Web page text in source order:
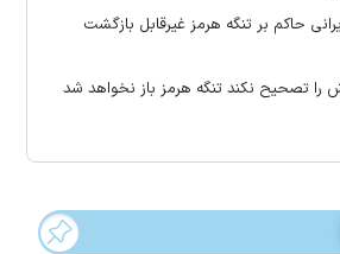
حاکم بر تنگه هرمز غیرقابل بازگشت
را تصحیح نکند تنگه هرمز باز نخواهد شد